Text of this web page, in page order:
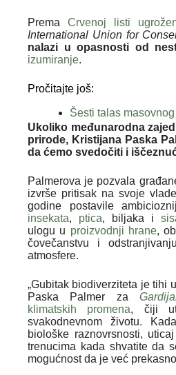
PremaCrvenoj listi
International Union for
nalazi u opasnosti od
izumiranje.
Pročitajte još:
Šesti talas
Ukoliko međunarodna
prirode, Kristijana Paska
da ćemo svedočiti i
Palmerova je pozvala
izvrše pritisak na svoje
godine postavile
insekata, ptica, biljaka i
ulogu u proizvodnji hrane,
čovečanstvu i
atmosfere.
„Gubitak biodiverziteta je tihi
Paska Palmer za
klimatskih promena, čiji
svakodnevnom životu.
biološke raznovrsnosti,
trenucima kada shvatite da
mogućnost da je već